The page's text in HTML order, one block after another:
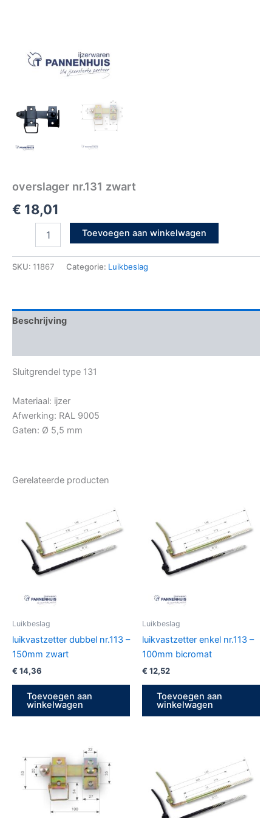
overslager nr.131 zwart
€ 18,01
Toevoegen aan winkelwagen
SKU: 11867 Categorie: Luikbeslag
Beschrijving
Sluitgrendel type 131
Materiaal: ijzer
Afwerking: RAL 9005
Gaten: Ø 5,5 mm
Gerelateerde producten
Luikbeslag
luikvastzetter dubbel nr.113 –
150mm zwart
€ 14,36
Toevoegen aan
winkelwagen
Luikbeslag
luikvastzetter enkel nr.113 –
100mm bicromat
€ 12,52
Toevoegen aan
winkelwagen